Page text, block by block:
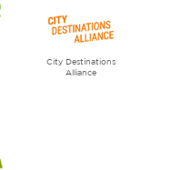
City Destinations
Alliance